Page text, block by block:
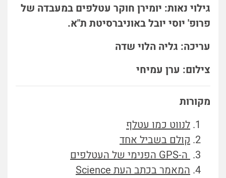
גילוי נאות: יומירן חוקר עטלפים במעבדה של
פרופ' יוסי יובל באוניברסיטת ת"א.
עריכה: גליה הלוי שדה
צילום: ערן עמיחי
מקורות
לנווט כמו עטלף
קולם בשביל אחד
ה-GPS הפנימי של העטלפים
המאמר בכתב העת Science